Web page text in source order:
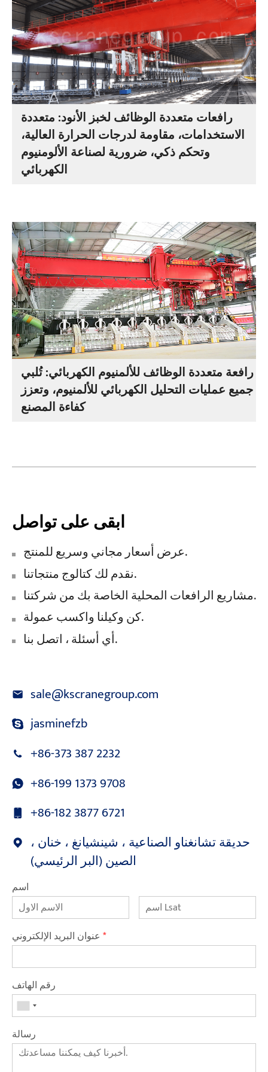
رافعات متعددة الوظائف لخبز الأنود: متعددة
الاستخدامات، مقاومة لدرجات الحرارة العالية،
وتحكم ذكي، ضرورية لصناعة الألومنيوم
الكهربائي
رافعة متعددة الوظائف للألمنيوم الكهربائي: تُلبي
جميع عمليات التحليل الكهربائي للألمنيوم، وتعزز
كفاءة المصنع
ابقى على تواصل
عرض أسعار مجاني وسريع للمنتج.
نقدم لك كتالوج منتجاتنا.
مشاريع الرافعات المحلية الخاصة بك من شركتنا.
كن وكيلنا واكسب عمولة.
أي أسئلة ، اتصل بنا.
sale@kscranegroup.com
jasminefzb
+86-373 387 2232
+86-199 1373 9708
+86-182 3877 6721
حديقة تشانغناو الصناعية ، شينشيانغ ، خنان ،
الصين (البر الرئيسي)
اسم
*
رقم الهاتف
رسالة